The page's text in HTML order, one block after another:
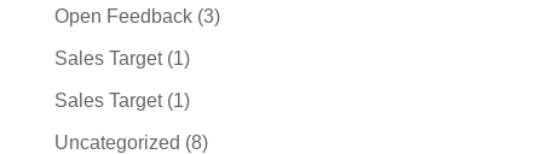
Open Feedback(3)
Sales Target(1)
Sales Target(1)
Uncategorized (8)